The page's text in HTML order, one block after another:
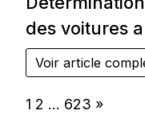
des voitures
Voir article
Page:
1 2 … 623 Next
»